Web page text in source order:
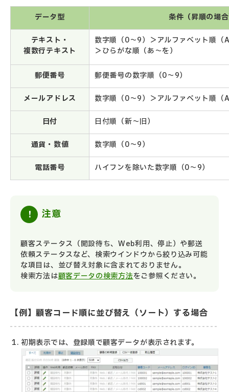
データ型 条件（昇順の場
テキスト・
複数行テキスト
数字順（0～9）＞アルファベット順（
＞ひらがな順（あ～を）
郵便番号 郵便番号の数字順（0～9）
メールアドレス 数字順（0～9）＞アルファベット順（
日付 日付順（新～旧）
通貨・数値 数字順（0～9）
電話番号 ハイフンを除いた数字順（0～9）
注意
顧客ステータス（開設待ち、Web利用、停止）や郵送
依頼ステータスなど、検索ウインドウから絞り込み可能
な項目は、並び替え対象に含まれておりません。
検索方法は顧客データの検索方法をご参照ください。
【例】顧客コード順に並び替え（ソート）する場合
初期表示では、登録順で顧客データが表示されます。